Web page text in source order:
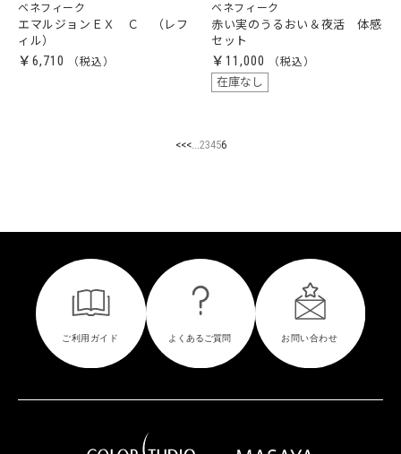
ベネフィーク
エマルジョンＥＸ Ｃ （レフ
ィル）
￥6,710
ベネフィーク
赤い実のうるおい＆夜活 体感
セット
￥11,000
在庫なし
<<<... 23456